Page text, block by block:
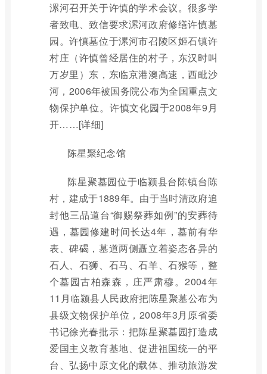
漯河召开关于许慎的学术会议。很多学
者致电、致信要求漯河政府修缮许慎墓
园。许慎墓位于漯河市召陵区姬石镇许
村庄（许慎曾经居住的村子，东汉时叫
万岁里）东，东临京港澳高速，西毗沙
河，2006年被国务院公布为全国重点文
物保护单位。许慎文化园于2008年9月
开……[详细]
陈星聚纪念馆
陈星聚墓园位于临颍县台陈镇台陈
村，建成于1889年。由于当时清政府追
封他三品道台“御赐祭葬如例”的安葬待
遇，墓园修建时间长达4年，墓前有华
表、碑碣，墓道两侧矗立着姿态各异的
石人、石狮、石马、石羊、石猴等，整
个墓园古柏森森，庄严肃穆。2004年
11月临颍县人民政府把陈星聚墓公布为
县级文物保护单位，2008年3月原省委
书记徐光春批示：把陈星聚墓园打造成
爱国主义教育基地、促进祖国统一的平
台、弘扬中原文化的载体、推动旅游发